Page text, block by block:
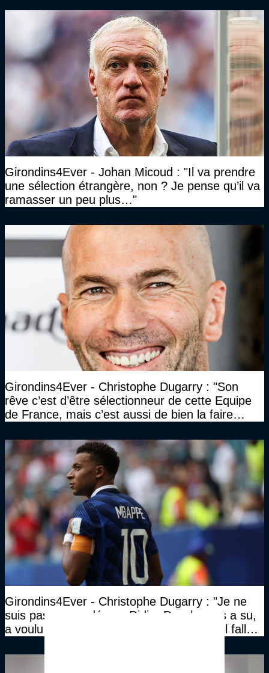
Girondins4Ever - Johan Micoud : "Il va prendre
une sélection étrangère, non ? Je pense qu’il va
ramasser un peu plus…"
Girondins4Ever - Christophe Dugarry : "Son
rêve c’est d’être sélectionneur de cette Equipe
de France, mais c’est aussi de bien la faire
Girondins4Ever - Christophe Dugarry : "Je ne
suis pas persuadé que Didier Deschamps a su,
a voulu ou a pu donner les consignes qu’il fallait